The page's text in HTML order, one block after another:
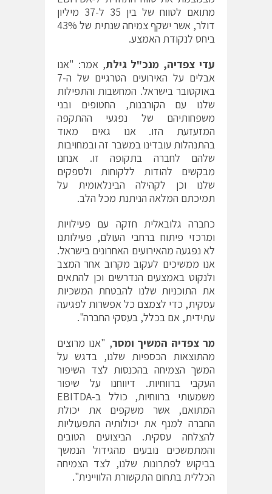
מתואם לטווח של בין 35 ל-37 מיליון
דולר, אשר ישקף צמיחה שנתית של 43%
ביחס לנקודת האמצע.
עדי צפדיה, מנכ"ל גילת, אמר: "אנו
אבלים על האירועים הטרגיים של ה-7
באוקטובר בישראל. המחשבות והתפילות
שלנו עם הקורבנות, החטופים ובני
משפחותיהם של נפגעי ההתקפה
המזעזעת הזו. אנו גאים מאוד
בהתנהלות עובדינו במשבר זה ובמחויבות
שלהם לחברה בתקופה זו. אנחנו
מבקשים להודות ללקוחות ולספקים
שלנו וכן לקהילה הבינלאומית על
תמיכתם המלאה הניתנת מכל הלב.
כחברה גלובאלית חזקה עם פעילויות
ומרכזי פיתוח ברחבי העולם, פעילותנו
לא נפגעה מהאירועים האחרונים בישראל.
אנו ממשיכים לעקוב מקרוב אחר המצב
ולנקוט באמצעים הנדרשים וכן להתאים
את התוכניות שלנו להבטחת המשכיות
עסקית, כדי לצמצם כל אפשרות לפגיעה
עתידית, אם בכלל, בעסקי החברה".
מר צפדיה המשיך ומסר, "אנו מרוצים
מהתוצאות הכספיות שלנו, בדגש על
המשך הצמיחה בהכנסות לצד השיפור
העקבי ברווחיות. דיווחנו על שיפור
משמעותי ברווחיות, כולל ב-EBITDA
המתואם, אשר משקפים את יכולת
החברה למנף את יכולותיה התפעוליות
להצלחה עסקית. הביצועים הטובים
והמתמשכים נובעים מהגידול הנמשך
בביקוש לפתרונות שלנו, לצד הצמיחה
הכללית בתחום התקשורת הלוויינית".